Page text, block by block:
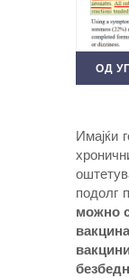
ОД
Имајќи
подолг
можно